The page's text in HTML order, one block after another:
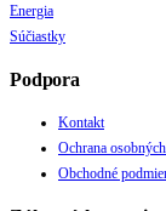
Energia
Súčiastky
Podpora
Kontakt
Ochrana
Obchodné